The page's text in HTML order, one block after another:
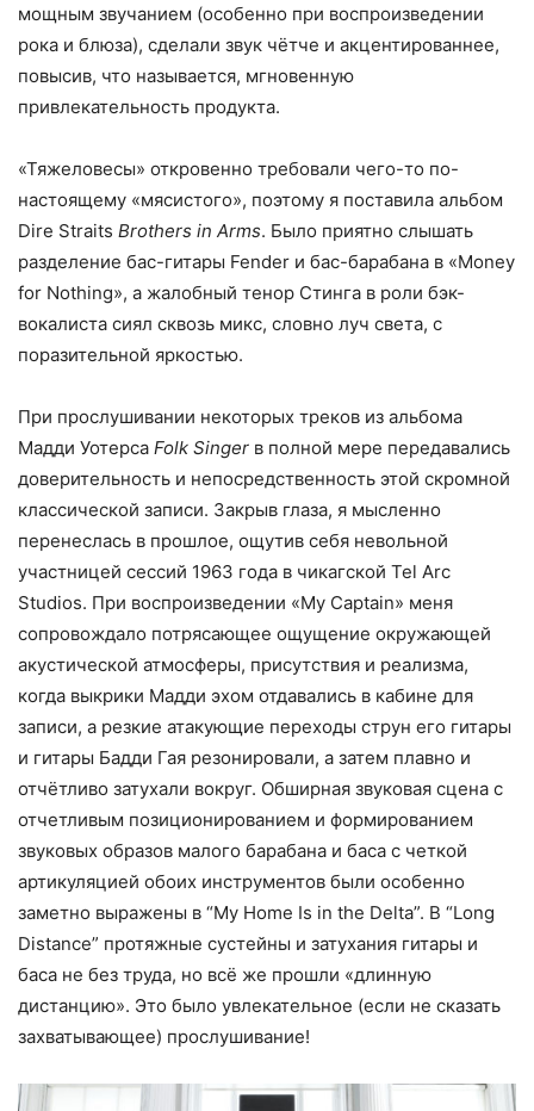
мощным звучанием (особенно при воспроизведении
рока и блюза), сделали звук чётче и акцентированнее,
повысив, что называется, мгновенную
привлекательность продукта.
«Тяжеловесы» откровенно требовали чего-то по-
настоящему «мясистого», поэтому я поставила альбом
Dire Straits Brothers in Arms. Было приятно слышать
разделение бас-гитары Fender и бас-барабана в «Money
for Nothing», а жалобный тенор Стинга в роли бэк-
вокалиста сиял сквозь микс, словно луч света, с
поразительной яркостью.
При прослушивании некоторых треков из альбома
Мадди Уотерса Folk Singer в полной мере передавались
доверительность и непосредственность этой скромной
классической записи. Закрыв глаза, я мысленно
перенеслась в прошлое, ощутив себя невольной
участницей сессий 1963 года в чикагской Tel Arc
Studios. При воспроизведении «My Captain» меня
сопровождало потрясающее ощущение окружающей
акустической атмосферы, присутствия и реализма,
когда выкрики Мадди эхом отдавались в кабине для
записи, а резкие атакующие переходы струн его гитары
и гитары Бадди Гая резонировали, а затем плавно и
отчётливо затухали вокруг. Обширная звуковая сцена с
отчетливым позиционированием и формированием
звуковых образов малого барабана и баса с четкой
артикуляцией обоих инструментов были особенно
заметно выражены в “My Home Is in the Delta”. В “Long
Distance” протяжные сустейны и затухания гитары и
баса не без труда, но всё же прошли «длинную
дистанцию». Это было увлекательное (если не сказать
захватывающее) прослушивание!